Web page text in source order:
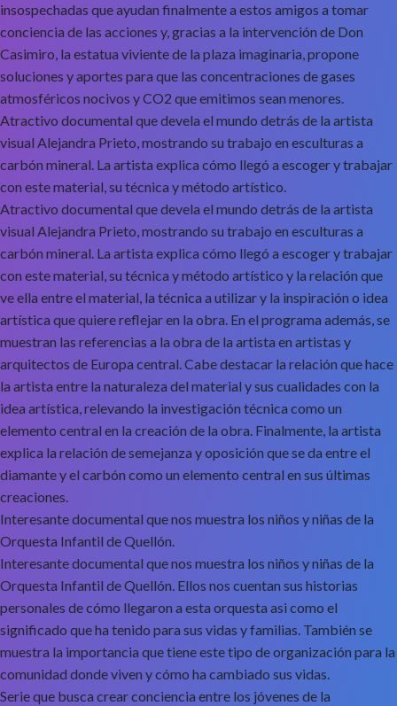
insospechadas que ayudan finalmente a estos amigos a tomar
conciencia de las acciones y, gracias a la intervención de Don
Casimiro, la estatua viviente de la plaza imaginaria, propone
soluciones y aportes para que las concentraciones de gases
atmosféricos nocivos y CO2 que emitimos sean menores.
Atractivo documental que devela el mundo detrás de la artista
visual Alejandra Prieto, mostrando su trabajo en esculturas a
carbón mineral. La artista explica cómo llegó a escoger y trabajar
con este material, su técnica y método artístico.
Atractivo documental que devela el mundo detrás de la artista
visual Alejandra Prieto, mostrando su trabajo en esculturas a
carbón mineral. La artista explica cómo llegó a escoger y trabajar
con este material, su técnica y método artístico y la relación que
ve ella entre el material, la técnica a utilizar y la inspiración o idea
artística que quiere reflejar en la obra. En el programa además, se
muestran las referencias a la obra de la artista en artistas y
arquitectos de Europa central. Cabe destacar la relación que hace
la artista entre la naturaleza del material y sus cualidades con la
idea artística, relevando la investigación técnica como un
elemento central en la creación de la obra. Finalmente, la artista
explica la relación de semejanza y oposición que se da entre el
diamante y el carbón como un elemento central en sus últimas
creaciones.
Interesante documental que nos muestra los niños y niñas de la
Orquesta Infantil de Quellón.
Interesante documental que nos muestra los niños y niñas de la
Orquesta Infantil de Quellón. Ellos nos cuentan sus historias
personales de cómo llegaron a esta orquesta asi como el
significado que ha tenido para sus vidas y familias. También se
muestra la importancia que tiene este tipo de organización para la
comunidad donde viven y cómo ha cambiado sus vidas.
Serie que busca crear conciencia entre los jóvenes de la